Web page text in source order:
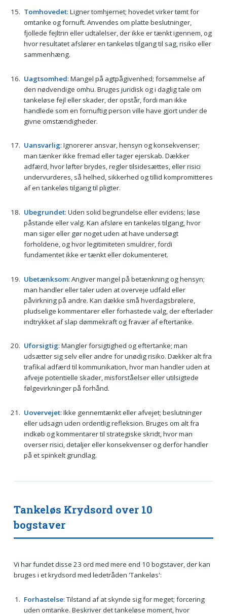
Tomhovedet: Ligner tomhjernet; hovedet virker tømt for
omtanke og fornuft. Anvendes om platte beslutninger,
fjollede fejltrin eller udtalelser, der ikke er tænkt igennem, og
hvor resultatet afslører en tankeløs tilgang til sag, risiko eller
sammenhæng.
Uagtsomhed: Mangel på agtpågivenhed; forsømmelse af
den nødvendige omhu. Bruges juridisk og i daglig tale om
tankeløse fejl eller skader, der opstår, fordi man ikke
handlede som en fornuftig person ville have gjort under de
givne omstændigheder.
Uansvarlig: Ignorerer ansvar, hensyn og konsekvenser;
man tænker ikke fremad eller tager ejerskab. Dækker
adfærd, hvor løfter brydes, regler tilsidesættes, eller risici
undervurderes, så helhed, sikkerhed og tillid kompromitteres
af en tankeløs tilgang til pligter.
Ubegrundet: Uden solid begrundelse eller evidens; løse
påstande eller valg. Kan afsløre en tankeløs tilgang, hvor
man siger eller gør noget uden at have undersøgt
forholdene, og hvor legitimiteten smuldrer, fordi
fundamentet ikke er tænkt eller dokumenteret.
Ubetænksom: Angiver mangel på betænkning og hensyn;
man handler eller taler uden at overveje udfald eller
påvirkning på andre. Kan dække små hverdagsbrølere,
pludselige kommentarer eller forhastede valg, der efterlader
indtrykket af slap dømmekraft og fravær af eftertanke.
Uforsigtig: Mangler forsigtighed og eftertanke; man
udsætter sig selv eller andre for unødig risiko. Dækker alt fra
trafikal adfærd til kommunikation, hvor man handler uden at
afveje potentielle skader, misforståelser eller utilsigtede
følgevirkninger på forhånd.
Uovervejet: Ikke gennemtænkt eller afvejet; beslutninger
eller udsagn uden ordentlig refleksion. Bruges om alt fra
indkøb og kommentarer til strategiske skridt, hvor man
overser risici, detaljer eller konsekvenser og derfor handler
på et spinkelt grundlag.
Tankeløs Krydsord over 10
bogstaver
Vi har fundet disse 23 ord med mere end 10 bogstaver, der kan
bruges i et krydsord med ledetråden 'Tankeløs':
Forhastelse: Tilstand af at skynde sig for meget; forcering
uden omtanke. Beskriver det tankeløse moment, hvor